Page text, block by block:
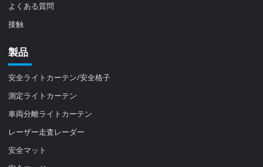
よくある質問
接触
製品
安全ライトカーテン/安全格子
測定ライトカーテン
車両分離ライトカーテン
レーザー走査レーダー
安全マット